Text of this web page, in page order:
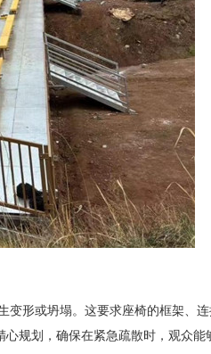
变形或坍塌。这要求座椅的框架、
规划，确保在紧急疏散时，观众能